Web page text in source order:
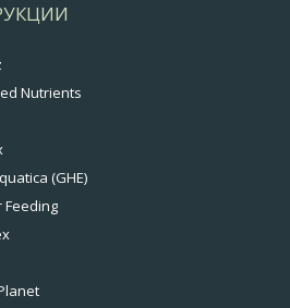
Nutrients
(GHE)